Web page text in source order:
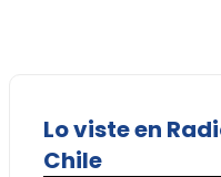
Lo viste en
Chile